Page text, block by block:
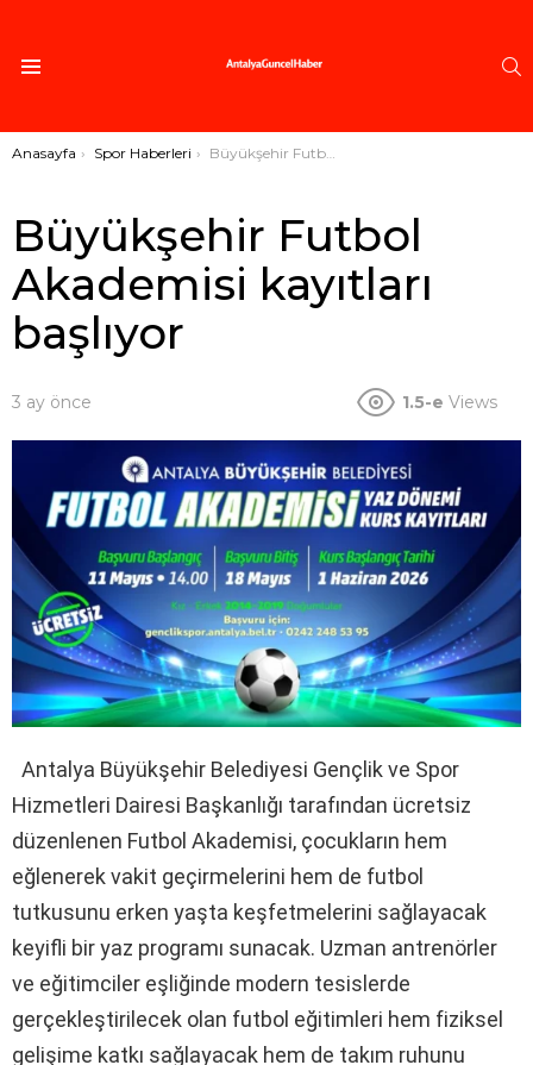
Buradasınız:
Anasayfa Spor Haberleri Büyükşehir Futbol Akademisi kayıtları başlıyor
Büyükşehir Futbol
Akademisi kayıtları
başlıyor
3 ay önce 1.5-e Views
Antalya Büyükşehir Belediyesi Gençlik ve Spor
Hizmetleri Dairesi Başkanlığı tarafından ücretsiz
düzenlenen Futbol Akademisi, çocukların hem
eğlenerek vakit geçirmelerini hem de futbol
tutkusunu erken yaşta keşfetmelerini sağlayacak
keyifli bir yaz programı sunacak. Uzman antrenörler
ve eğitimciler eşliğinde modern tesislerde
gerçekleştirilecek olan futbol eğitimleri hem fiziksel
gelişime katkı sağlayacak hem de takım ruhunu